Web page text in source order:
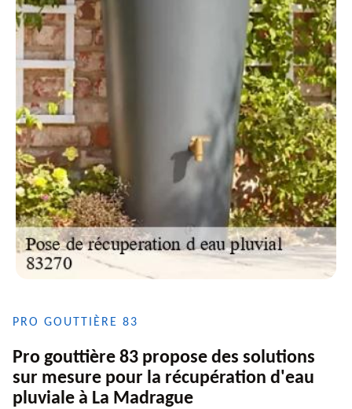
PRO GOUTTIÈRE 83
Pro gouttière 83 propose des solutions
sur mesure pour la récupération d'eau
pluviale à La Madrague